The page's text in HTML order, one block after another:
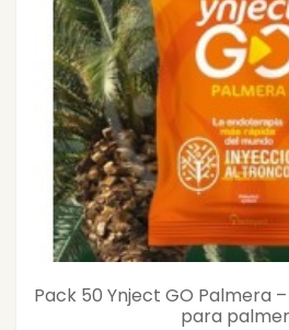
Pack 50 Ynject GO Palmera
para